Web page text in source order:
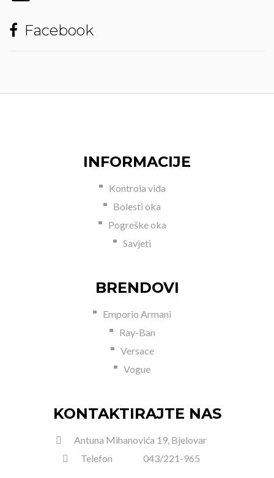
Facebook
INFORMACIJE
Kontrola vida
Bolesti oka
Pogreške oka
Savjeti
BRENDOVI
Emporio Armani
Ray-Ban
Versace
Vogue
KONTAKTIRAJTE NAS
Antuna Mihanovića 19, Bjelovar
Telefon
043/221-965